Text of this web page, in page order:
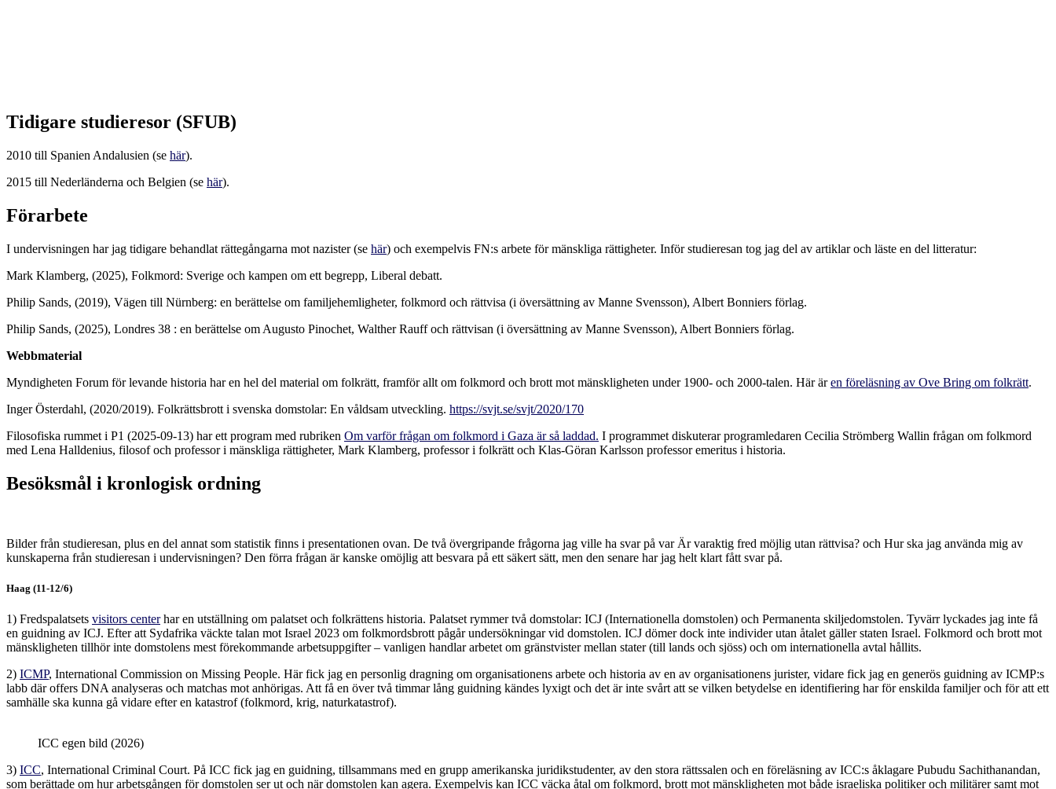
Tidigare studieresor (SFUB)
2010 till Spanien Andalusien (se här).
2015 till Nederländerna och Belgien (se här).
Förarbete
I undervisningen har jag tidigare behandlat rättegångarna mot nazister (se här) och exempelvis FN:s arbete för mänskliga rättigheter. Inför studieresan tog jag del av artiklar och läste en del litteratur:
Mark Klamberg, (2025), Folkmord: Sverige och kampen om ett begrepp, Liberal debatt.
Philip Sands, (2019), Vägen till Nürnberg: en berättelse om familjehemligheter, folkmord och rättvisa (i översättning av Manne Svensson), Albert Bonniers förlag.
Philip Sands, (2025), Londres 38 : en berättelse om Augusto Pinochet, Walther Rauff och rättvisan (i översättning av Manne Svensson), Albert Bonniers förlag.
Webbmaterial
Myndigheten Forum för levande historia har en hel del material om folkrätt, framför allt om folkmord och brott mot mänskligheten under 1900- och 2000-talen. Här ären föreläsning av Ove Bring om folkrätt.
Inger Österdahl, (2020/2019). Folkrättsbrott i svenska domstolar: En våldsam utveckling. https://svjt.se/svjt/2020/170
Filosofiska rummet i P1 (2025-09-13) har ett program med rubriken Om varför frågan om folkmord i Gaza är så laddad. I programmet diskuterar programledaren Cecilia Strömberg Wallin frågan om folkmord
med Lena Halldenius, filosof och professor i mänskliga rättigheter, Mark Klamberg, professor i folkrätt och Klas-Göran Karlsson professor emeritus i historia.
Besöksmål i kronlogisk ordning
Bilder från studieresan, plus en del annat som statistik finns i presentationen ovan. De två övergripande frågorna jag ville ha svar på var Är varaktig fred möjlig utan rättvisa? och Hur ska jag använda mig av
kunskaperna från studieresan i undervisningen? Den förra frågan är kanske omöjlig att besvara på ett säkert sätt, men den senare har jag helt klart fått svar på.
Haag (11-12/6)
1) Fredspalatsets visitors centerhar en utställning om palatset och folkrättens historia. Palatset rymmer två domstolar: ICJ (Internationella domstolen) och Permanenta skiljedomstolen. Tyvärr lyckades jag inte få
en guidning av ICJ. Efter att Sydafrika väckte talan mot Israel 2023 om folkmordsbrott pågår undersökningar vid domstolen. ICJ dömer dock inte individer utan åtalet gäller staten Israel. Folkmord och brott mot
mänskligheten tillhör inte domstolens mest förekommande arbetsuppgifter – vanligen handlar arbetet om gränstvister mellan stater (till lands och sjöss) och om internationella avtal hållits.
2) ICMP, International Commission on Missing People. Här fick jag en personlig dragning om organisationens arbete och historia av en av organisationens jurister, vidare fick jag en generös guidning av ICMP:s
labb där offers DNA analyseras och matchas mot anhörigas. Att få en över två timmar lång guidning kändes lyxigt och det är inte svårt att se vilken betydelse en identifiering har för enskilda familjer och för att ett
samhälle ska kunna gå vidare efter en katastrof (folkmord, krig, naturkatastrof).
ICC egen bild (2026)
3) ICC, International Criminal Court. På ICC fick jag en guidning, tillsammans med en grupp amerikanska juridikstudenter, av den stora rättssalen och en föreläsning av ICC:s åklagare Pubudu Sachithanandan,
som berättade om hur arbetsgången för domstolen ser ut och när domstolen kan agera. Exempelvis kan ICC väcka åtal om folkmord, brott mot mänskligheten mot både israeliska politiker och militärer samt mot